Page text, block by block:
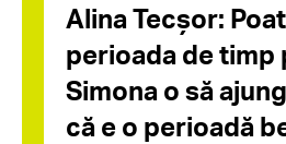
Alina Tecșor:
perioada de timp
Simona o să
că e o perioadă